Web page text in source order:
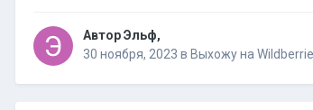
Автор Эльф,
30 ноября, 2023 в Выхожу на